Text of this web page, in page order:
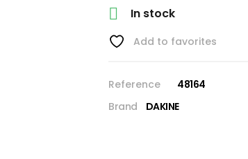
 In stock
Add to favorites
Reference
48164
Brand
DAKINE